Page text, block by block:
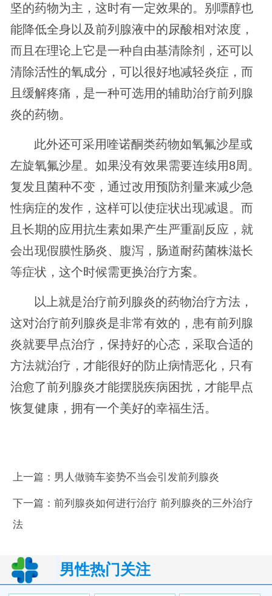
坚的药物为主，这时有一定效果的。别嘌醇也
能降低全身以及前列腺液中的尿酸相对浓度，
而且在理论上它是一种自由基清除剂，还可以
清除活性的氧成分，可以很好地减轻炎症，而
且缓解疼痛，是一种可选用的辅助治疗前列腺
炎的药物。
此外还可采用喹诺酮类药物如氧氟沙星或
左旋氧氟沙星。如果没有效果需要连续用8周。
复发且菌种不变，通过改用预防剂量来减少急
性病症的发作，这样可以使症状出现减退。而
且长期的应用抗生素如果产生严重副反应，就
会出现假膜性肠炎、腹泻，肠道耐药菌株滋长
等症状，这个时候需更换治疗方案。
以上就是治疗前列腺炎的药物治疗方法，
这对治疗前列腺炎是非常有效的，患有前列腺
炎就要早点治疗，保持好的心态，采取合适的
方法就治疗，才能很好的防止病情恶化，只有
治愈了前列腺炎才能摆脱疾病困扰，才能早点
恢复健康，拥有一个美好的幸福生活。
上一篇： 男人做骑车姿势不当会引发前列腺炎
下一篇： 前列腺炎如何进行治疗 前列腺炎的三外治疗
法
男性热门关注